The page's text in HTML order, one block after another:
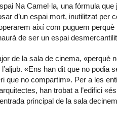
Na Camel·la, una fórmula que
d’un espai mort, inutilitzat per
així com puguem perquè
de ser un espai
de la sala de cinema, «perquè
«Ens han dit que no podia
que no compartim». Per a les
han trobat a l’edifici
principal de la sala